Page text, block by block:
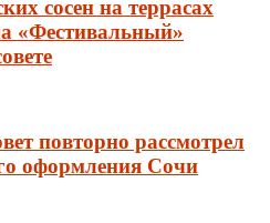
сосен на террасах
«Фестивальный»
повторно рассмотрел
оформления Сочи